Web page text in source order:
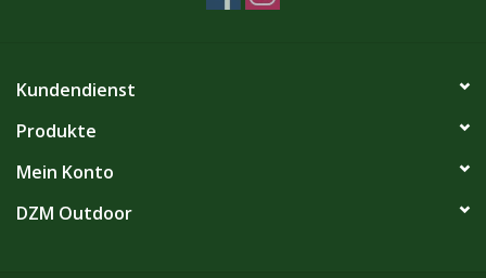
Kundendienst
Produkte
Mein Konto
DZM Outdoor